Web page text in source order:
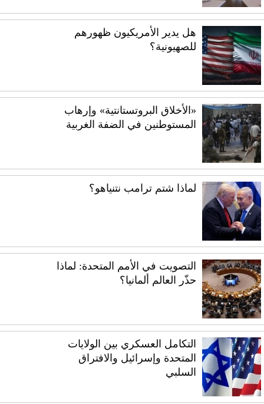
هل يدير الأمريكيون ظهورهم
للصهيونية؟
«الأخلاق البروتستانتية» وإرهاب
المستوطنين في الضفة الغربية
لماذا شتم ترامب نتنياهو؟
التصويت في الأمم المتحدة: لماذا
حذّر العالم ألمانيا؟
التكامل العسكري بين الولايات
المتحدة وإسرائيل والافتراق
السلبي